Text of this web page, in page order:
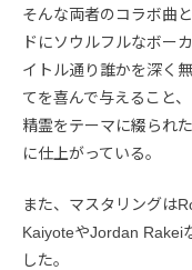
そんな両者のコラボ曲
ドにソウルフルなボー
イトル通り誰かを深く
てを喜んで与えること
精霊をテーマに綴られ
に仕上がっている。
また、マスタリングは
KaiyoteやJordan Rakei
した。